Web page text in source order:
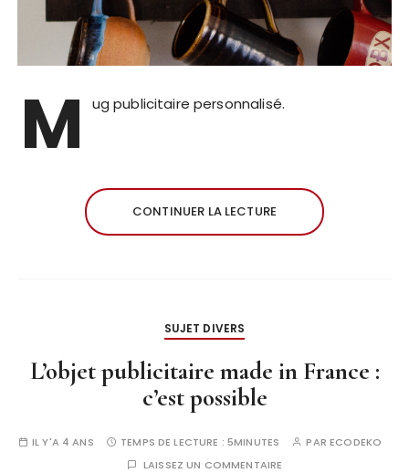
M ug publicitaire personnalisé.
CONTINUER LA LECTURE
SUJET DIVERS
L’objet publicitaire made in France :
c’est possible
IL Y'A 4 ANS TEMPS DE LECTURE : 5MINUTES PARECODEKO
LAISSEZ UN COMMENTAIRE